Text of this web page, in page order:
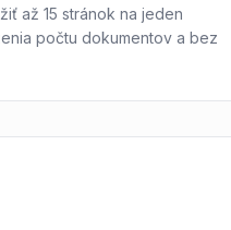
až 15 stránok na jeden
počtu dokumentov a bez